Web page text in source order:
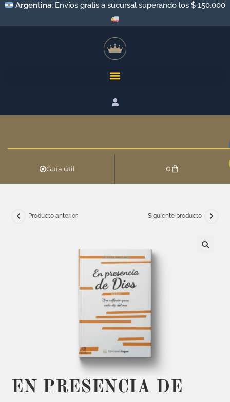
Argentina: Envíos gratis a sucursal superando los $ 150.000
Guía útil 0
Producto anterior Siguiente producto
EN PRESENCIA DE